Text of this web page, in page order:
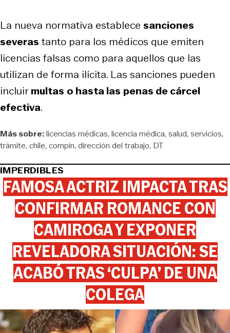
La nueva normativa establece sanciones
severastanto para los médicos que emiten
licencias falsas como para aquellos que las
utilizan de forma ilícita. Las sanciones pueden
incluirmultas o hasta las penas de cárcel
efectiva.
Más sobre:licencias médicas licencia médica salud servicios
trámite chile compin dirección del trabajo DT
IMPERDIBLES
FAMOSA ACTRIZ IMPACTA TRAS
CONFIRMAR ROMANCE CON
CAMIROGA Y EXPONER
REVELADORA SITUACIÓN: SE
ACABÓ TRAS ‘CULPA’ DE UNA
COLEGA